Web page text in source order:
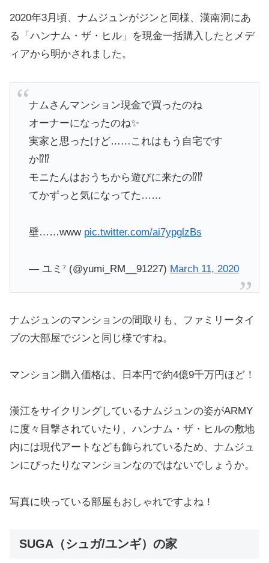
2020年3月頃、ナムジュンがジンと同様、漢南洞にあ
る「ハンナム・ザ・ヒル」を現金一括購入したとメデ
ィアから明かされました。
ナムさんマンション現金で買ったのね
オーナーになったのね✨
実家と思ったけど……これはもう自宅です
か⁉️⁉️
モニたんはおうちから遊びに来たの⁉️⁉️
てかずっと気になってた……
壁……www pic.twitter.com/ai7ypglzBs
— ユミ⁷ (@yumi_RM__91227) March 11, 2020
ナムジュンのマンションの間取りも、ファミリータイ
プの大部屋でジンと同じ様ですね。
マンション購入価格は、日本円で約4億9千万円ほど！
漢江をサイクリングしているナムジュンの姿がARMY
に度々目撃されていたり、ハンナム・ザ・ヒルの敷地
内には現代アートなども飾られているため、ナムジュ
ンにぴったりなマンションなのではないでしょうか。
写真に映っている部屋もおしゃれですよね！
SUGA（シュガ/ユンギ）の家